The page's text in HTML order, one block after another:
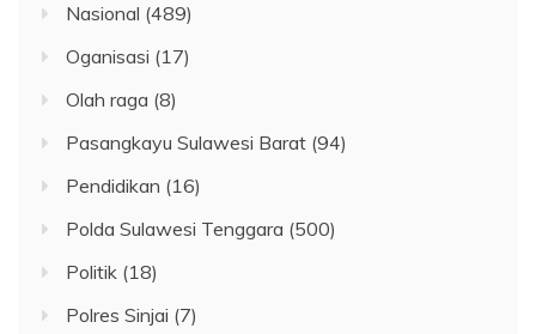
Nasional (489)
Oganisasi (17)
Olah raga (8)
Pasangkayu Sulawesi Barat (94)
Pendidikan (16)
Polda Sulawesi Tenggara (500)
Politik (18)
Polres Sinjai (7)